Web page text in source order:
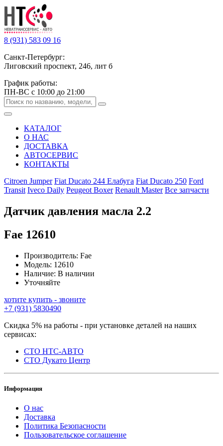
8 (931) 583 09 16
Санкт-Петербург:
Лиговский проспект, 246, лит б
График работы:
ПН-ВС с 10:00 до 21:00
КАТАЛОГ
О НАС
ДОСТАВКА
АВТОСЕРВИС
КОНТАКТЫ
Citroen Jumper Fiat Ducato 244 Елабуга Fiat Ducato 250 Ford
Transit Iveco Daily Peugeot Boxer Renault Master Все запчасти
Датчик давления масла 2.2
Fae 12610
Производитель: Fae
Модель: 12610
Наличие: В наличии
Уточняйте
хотите купить - звоните
+7 (931) 5830490
Скидка 5% на работы - при установке деталей на наших
сервисах:
СТО НТС-АВТО
СТО Дукато Центр
Информация
О нас
Доставка
Политика Безопасности
Пользовательское соглашение